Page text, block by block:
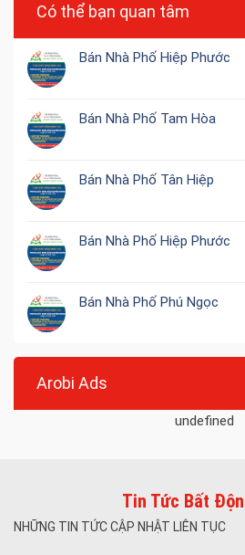
Có thể bạn quan tâm
Bán Nhà Phố Hiệp Phước
Bán Nhà Phố Tam Hòa
Bán Nhà Phố Tân Hiệp
Bán Nhà Phố Hiệp Phước
Bán Nhà Phố Phú Ngọc
Arobi Ads
undefined
Tin Tức Bất
NHỮNG TIN TỨC CẬP NHẬT LIÊN TỤC